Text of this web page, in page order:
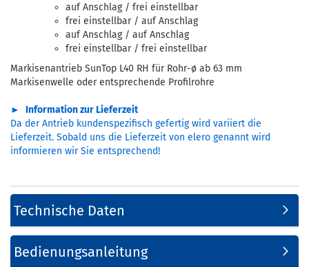
auf Anschlag / frei einstellbar
frei einstellbar / auf Anschlag
auf Anschlag / auf Anschlag
frei einstellbar / frei einstellbar
Markisenantrieb SunTop L40 RH für Rohr-ø ab 63 mm
Markisenwelle oder entsprechende Profilrohre
► Information zur Lieferzeit
Da der Antrieb kundenspezifisch gefertig wird variiert die
Lieferzeit. Sobald uns die Lieferzeit von elero genannt wird
informieren wir Sie entsprechend!
Technische Daten
Bedienungsanleitung